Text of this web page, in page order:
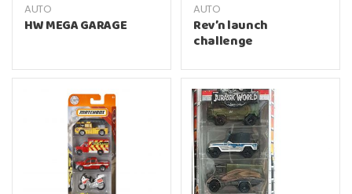
AUTO
HW MEGA GARAGE
AUTO
Rev’n launch
challenge